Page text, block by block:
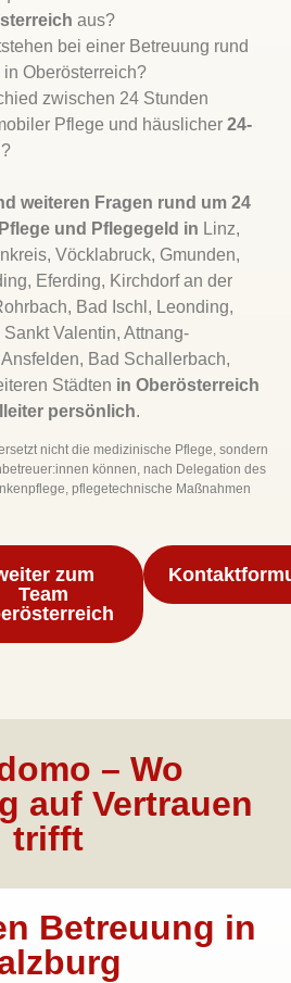
aus?
bei einer Betreuung rund
Oberösterreich?
zwischen 24 Stunden
Pflege und häuslicher 24-
?
weiteren Fragen rund um 24
und Pflegegeld in Linz,
Vöcklabruck, Gmunden,
Eferding, Kirchdorf an der
Bad Ischl, Leonding,
Valentin, Attnang-
Bad Schallerbach,
Städten in Oberösterreich
persönlich.
nicht die medizinische Pflege, sondern
können, nach Delegation des
pflegetechnische Maßnahmen
zum
Team
– Wo
auf Vertrauen
trifft
Betreuung in